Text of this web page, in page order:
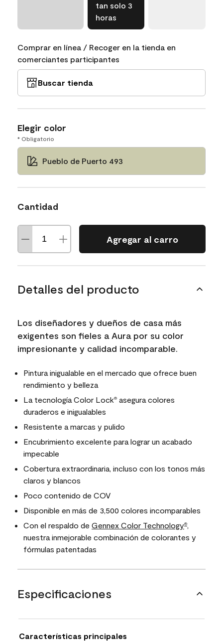
tan solo 3
horas
Comprar en línea / Recoger en la tienda en
comerciantes participantes
Buscar tienda
Elegir color
* Obligatorio
Pueblo de Puerto 493
Cantidad
Agregar al carro
Detalles del producto
Los diseñadores y dueños de casa más
exigentes son fieles a Aura por su color
impresionante y calidad incomparable.
Pintura inigualable en el mercado que ofrece buen
rendimiento y belleza
La tecnología Color Lock® asegura colores
duraderos e inigualables
Resistente a marcas y pulido
Encubrimiento excelente para lograr un acabado
impecable
Cobertura extraordinaria, incluso con los tonos más
claros y blancos
Poco contenido de COV
Disponible en más de 3,500 colores incomparables
Con el respaldo de Gennex Color Technology®,
nuestra inmejorable combinación de colorantes y
fórmulas patentadas
Especificaciones
Características principales